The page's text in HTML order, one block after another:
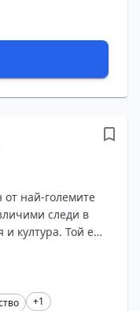
от най-големите
следи в
и култура. Той е
+1